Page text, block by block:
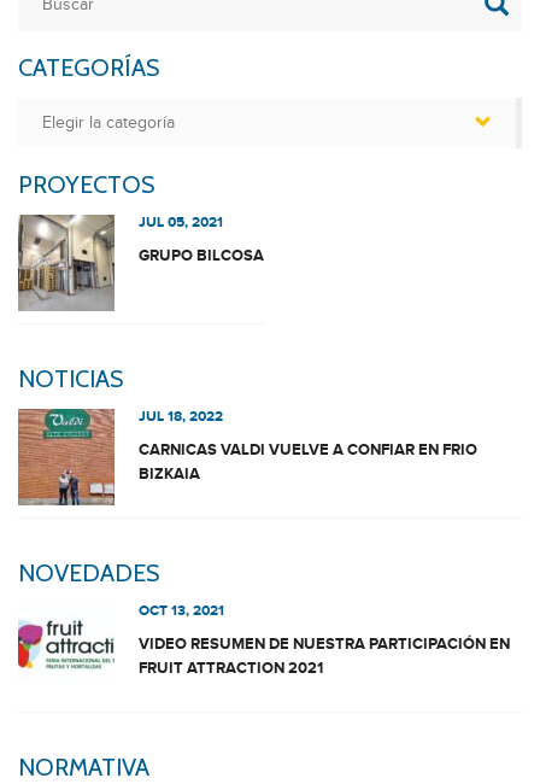
CATEGORÍAS
PROYECTOS
JUL 05, 2021
GRUPO BILCOSA
NOTICIAS
JUL 18, 2022
CARNICAS VALDI VUELVE A CONFIAR EN FRIO
BIZKAIA
NOVEDADES
OCT 13, 2021
VIDEO RESUMEN DE NUESTRA PARTICIPACIÓN EN
FRUIT ATTRACTION 2021
NORMATIVA